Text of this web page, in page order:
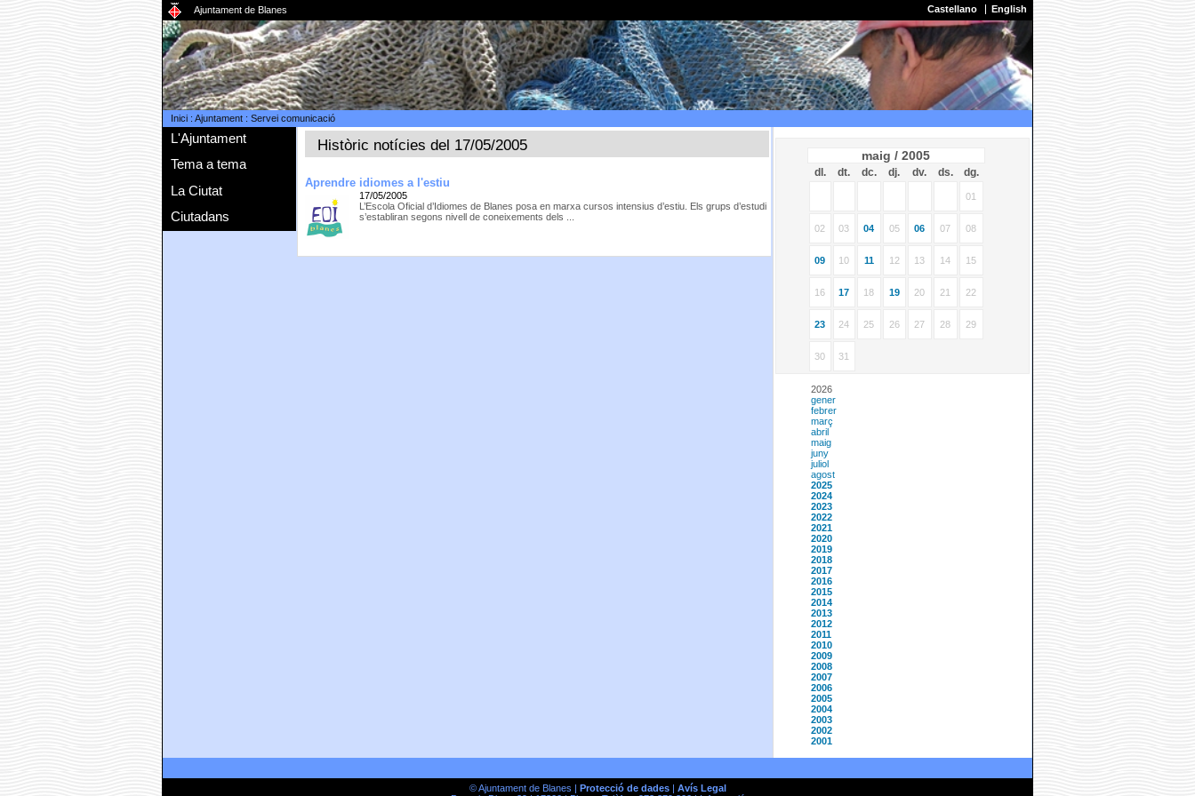
Ajuntament de Blanes Castellano English
Inici: Ajuntament: Servei comunicació
L'Ajuntament
Tema a tema
La Ciutat
Ciutadans
Històric notícies del 17/05/2005
Aprendre idiomes a l'estiu
17/05/2005
L’Escola Oficial d’Idiomes de Blanes posa en marxa cursos intensius d’estiu. Els grups d’estudi
s’establiran segons nivell de coneixements dels ...
maig / 2005
dl. dt. dc. dj. dv. ds. dg.
01
02 03 04 05 06 07 08
09 10 11 12 13 14 15
16 17 18 19 20 21 22
23 24 25 26 27 28 29
30 31
2026
gener
febrer
març
abril
maig
juny
juliol
agost
2025
2024
2023
2022
2021
2020
2019
2018
2017
2016
2015
2014
2013
2012
2011
2010
2009
2008
2007
2006
2005
2004
2003
2002
2001
© Ajuntament de Blanes | Protecció de dades| Avís Legal